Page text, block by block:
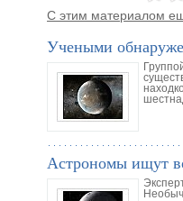
С этим материалом
Учеными
Астрономы ищут